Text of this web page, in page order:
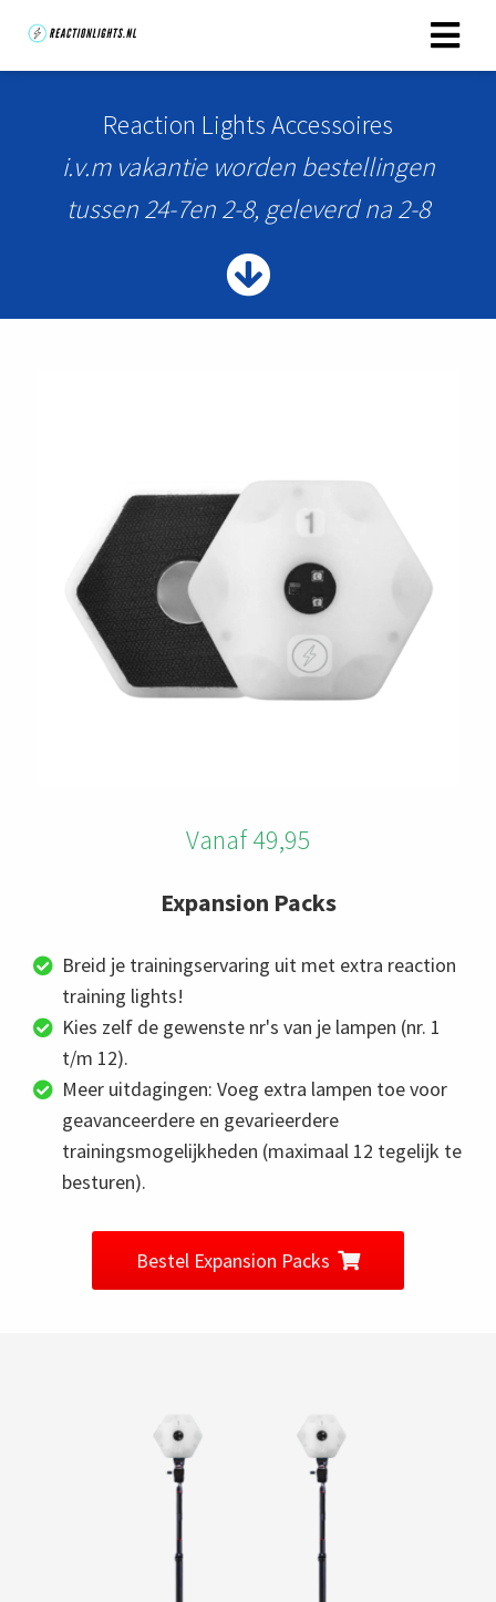
Reaction Lights Accessoires
i.v.m vakantie worden bestellingen
tussen 24-7en 2-8, geleverd na 2-8
Vanaf 49,95
Expansion Packs
Breid je trainingservaring uit met extra reaction
training lights!
Kies zelf de gewenste nr's van je lampen (nr. 1
t/m 12).
Meer uitdagingen: Voeg extra lampen toe voor
geavanceerdere en gevarieerdere
trainingsmogelijkheden (maximaal 12 tegelijk te
besturen).
Bestel Expansion Packs